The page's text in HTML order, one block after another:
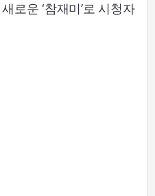
로운 ‘참재미’로 시청자